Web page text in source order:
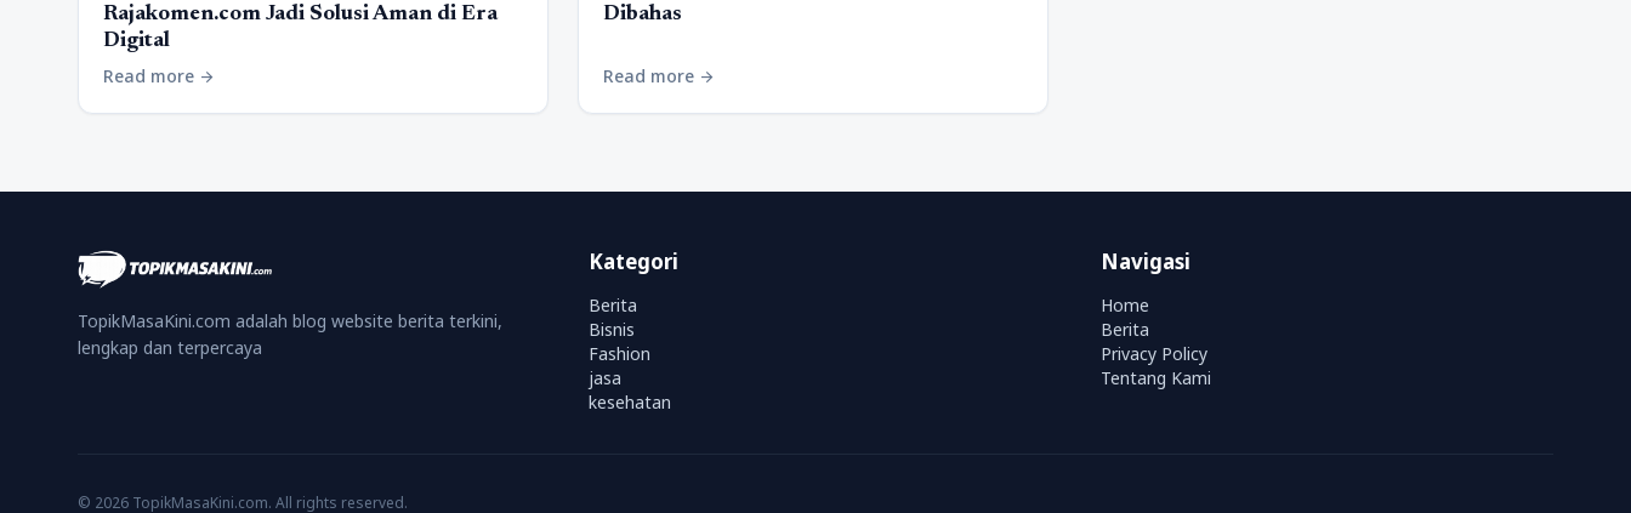
Rajakomen.com Jadi Solusi Aman di Era
Digital
Read more arrow_forward
Dibahas
Read more arrow_forward
TopikMasaKini.com adalah blog website berita terkini,
lengkap dan terpercaya
Kategori
Berita
Bisnis
Fashion
jasa
kesehatan
Navigasi
Home
Berita
Privacy Policy
Tentang Kami
© 2026 TopikMasaKini.com. All rights reserved.